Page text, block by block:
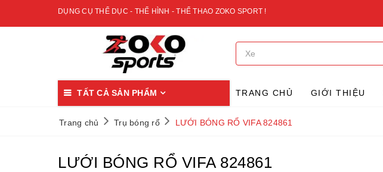
DỤNG CỤ THỂ DỤC - THỂ HÌNH - THỂ THAO ZOKO SPORT !
TẤT CẢ SẢN PHẨM TRANG CHỦ GIỚI THIỆU
Trang chủ Trụ bóng rổ LƯỚI BÓNG RỔ VIFA 824861
LƯỚI BÓNG RỔ VIFA 824861